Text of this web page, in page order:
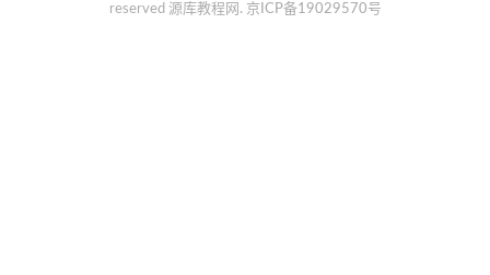
reserved 源库教程网. 京ICP备19029570号